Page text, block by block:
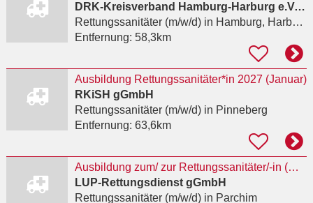
DRK-Kreisverband Hamburg-Harburg e.V. / Deutsches Rotes Kreuz Kreisverband Hamburg-Harburg e.V.
Rettungssanitäter (m/w/d)in Hamburg, Harburg
Entfernung: 58,3km
Ausbildung Rettungssanitäter*in 2027 (Januar)
RKiSH gGmbH
Rettungssanitäter (m/w/d)in Pinneberg
Entfernung: 63,6km
Ausbildung zum/ zur Rettungssanitäter/-in (m/w/d)
LUP-Rettungsdienst gGmbH
Rettungssanitäter (m/w/d)in Parchim